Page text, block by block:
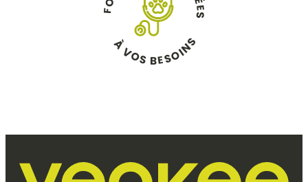
F
O E
S
À
VOS BESOI
N
S